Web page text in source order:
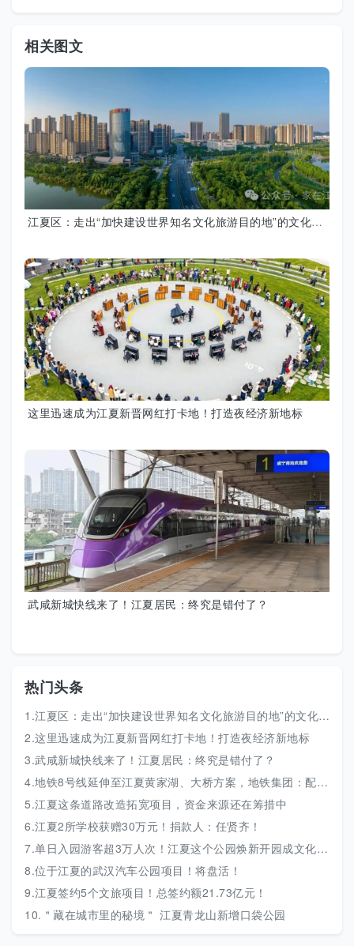
相关图文
江夏区：走出“加快建设世界知名文化旅游目的地”的文化大道
这里迅速成为江夏新晋网红打卡地！打造夜经济新地标
武咸新城快线来了！江夏居民：终究是错付了？
热门头条
1.江夏区：走出“加快建设世界知名文化旅游目的地”的文化大道
2.这里迅速成为江夏新晋网红打卡地！打造夜经济新地标
3.武咸新城快线来了！江夏居民：终究是错付了？
4.地铁8号线延伸至江夏黄家湖、大桥方案，地铁集团：配合推进规划！
5.江夏这条道路改造拓宽项目，资金来源还在筹措中
6.江夏2所学校获赠30万元！捐款人：任贤齐！
7.单日入园游客超3万人次！江夏这个公园焕新开园成文化新地标
8.位于江夏的武汉汽车公园项目！将盘活！
9.江夏签约5个文旅项目！总签约额21.73亿元！
10.＂藏在城市里的秘境＂ 江夏青龙山新增口袋公园